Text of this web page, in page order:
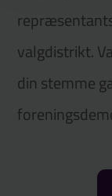
valgdistrikt.
din stemme